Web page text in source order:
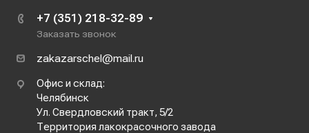
+7 (351) 218-32-89
Заказать звонок
zakazarschel@mail.ru
Офис и склад:
Челябинск
Ул. Свердловский тракт, 5/2
Территория лакокрасочного завода